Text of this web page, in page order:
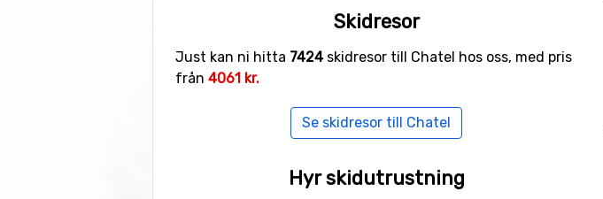
Skidresor
Just kan ni hitta 7424skidresor till Chatel hos oss, med pris
från 4061 kr.
Se skidresor till Chatel
Hyr skidutrustning